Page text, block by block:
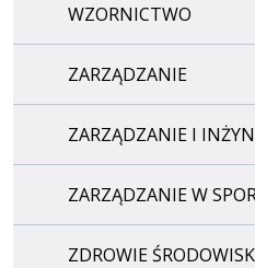
WZORNICTWO
ZARZĄDZANIE
ZARZĄDZANIE I
ZARZĄDZANIE W
ZDROWIE